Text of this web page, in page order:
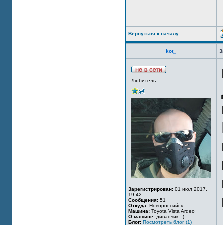
Вернуться к началу
kot_
Любитель
Зарегистрирован: 01 июл 2017,
19:42
Сообщения: 51
Откуда: Новороссийск
Машина: Toyota Vista Ardeo
О машине: диванчик =)
Блог: Посмотреть блог (1)